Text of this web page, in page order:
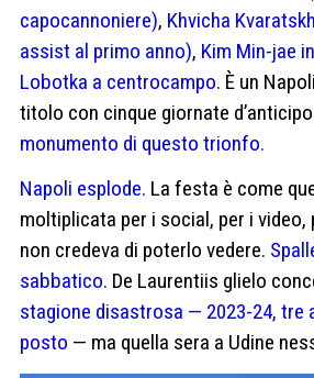
capocannoniere), Khvicha
assist al primo anno), Kim Min-jae
Lobotka a centrocampo. È un
titolo con cinque giornate
monumento di questo trionfo.
Napoli esplode. La festa è come
moltiplicata per i social, per i video,
non credeva di poterlo vedere.
sabbatico. De Laurentiis glielo
stagione disastrosa — 2023-24, tre
posto — ma quella sera a Udine